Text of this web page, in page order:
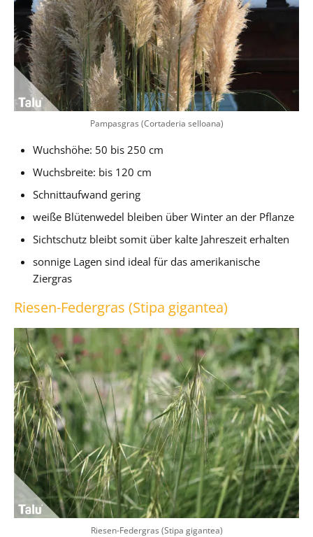
Pampasgras (Cortaderia selloana)
Wuchshöhe: 50 bis 250 cm
Wuchsbreite: bis 120 cm
Schnittaufwand gering
weiße Blütenwedel bleiben über Winter an der Pflanze
Sichtschutz bleibt somit über kalte Jahreszeit erhalten
sonnige Lagen sind ideal für das amerikanische
Ziergras
Riesen-Federgras (Stipa gigantea)
Riesen-Federgras (Stipa gigantea)